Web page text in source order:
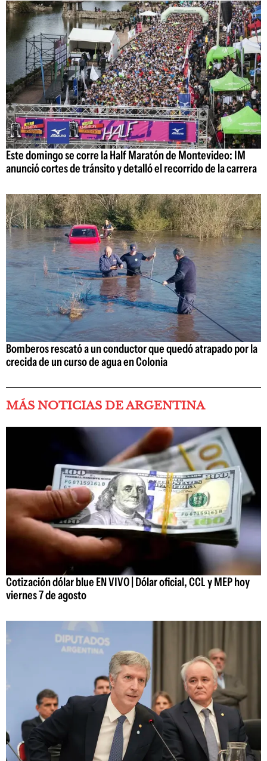
Este domingo se corre la Half Maratón de Montevideo: IM
anunció cortes de tránsito y detalló el recorrido de la carrera
Bomberos rescató a un conductor que quedó atrapado por la
crecida de un curso de agua en Colonia
MÁS NOTICIAS DE ARGENTINA
Cotización dólar blue EN VIVO | Dólar oficial, CCL y MEP hoy
viernes 7 de agosto